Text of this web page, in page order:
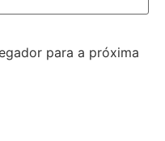
para a próxima